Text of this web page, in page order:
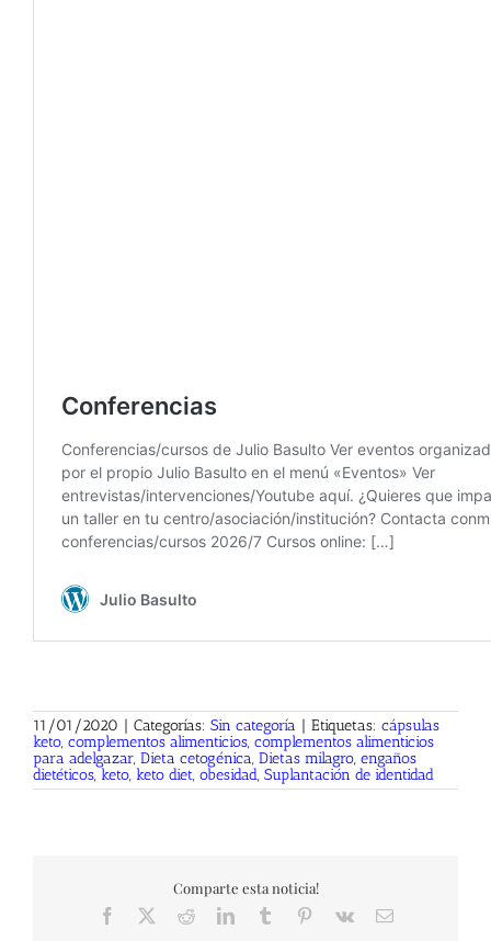
11/01/2020 Categorías: Sin categoría Etiquetas: cápsulas
keto, complementos alimenticios, complementos alimenticios
para adelgazar, Dieta cetogénica, Dietas milagro, engaños
dietéticos, keto, keto diet, obesidad, Suplantación de identidad
Comparte esta noticia!
Facebook RedditLinkedInTumblr Pinterest
Vk
Correo